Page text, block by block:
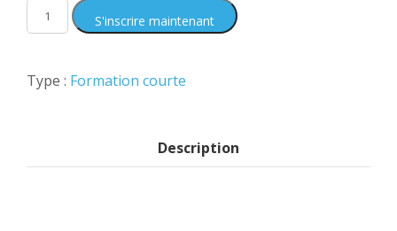
S'inscrire maintenant
Type : Formation courte
Description